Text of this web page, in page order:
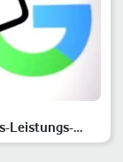
Leistungs-